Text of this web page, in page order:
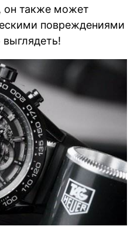
он также может
повреждениями